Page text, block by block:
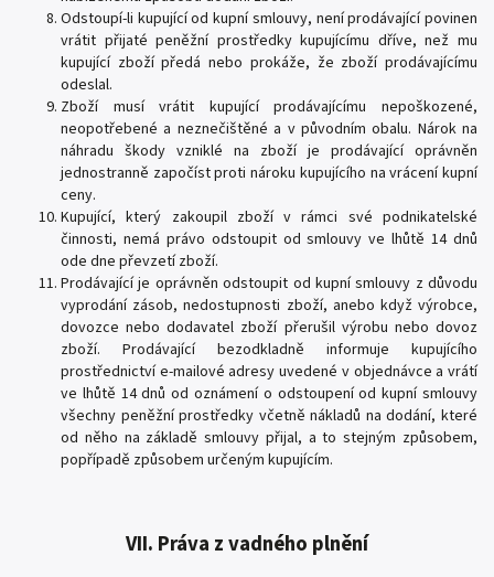
Odstoupí-li kupující od kupní smlouvy, není prodávající povinen
vrátit přijaté peněžní prostředky kupujícímu dříve, než mu
kupující zboží předá nebo prokáže, že zboží prodávajícímu
odeslal.
Zboží musí vrátit kupující prodávajícímu nepoškozené,
neopotřebené a neznečištěné a v původním obalu. Nárok na
náhradu škody vzniklé na zboží je prodávající oprávněn
jednostranně započíst proti nároku kupujícího na vrácení kupní
ceny.
Kupující, který zakoupil zboží v rámci své podnikatelské
činnosti, nemá právo odstoupit od smlouvy ve lhůtě 14 dnů
ode dne převzetí zboží.
Prodávající je oprávněn odstoupit od kupní smlouvy z důvodu
vyprodání zásob, nedostupnosti zboží, anebo když výrobce,
dovozce nebo dodavatel zboží přerušil výrobu nebo dovoz
zboží. Prodávající bezodkladně informuje kupujícího
prostřednictví e-mailové adresy uvedené v objednávce a vrátí
ve lhůtě 14 dnů od oznámení o odstoupení od kupní smlouvy
všechny peněžní prostředky včetně nákladů na dodání, které
od něho na základě smlouvy přijal, a to stejným způsobem,
popřípadě způsobem určeným kupujícím.
VII. Práva z vadného plnění